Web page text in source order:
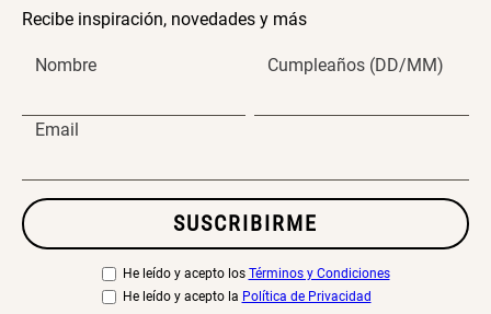
Recibe inspiración, novedades y más
Nombre Cumpleaños (DD/MM)
Email
SUSCRIBIRME
He leído y acepto los Términos y Condiciones
He leído y acepto la Política de Privacidad